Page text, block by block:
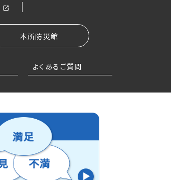
本所防災館
よくあるご質問